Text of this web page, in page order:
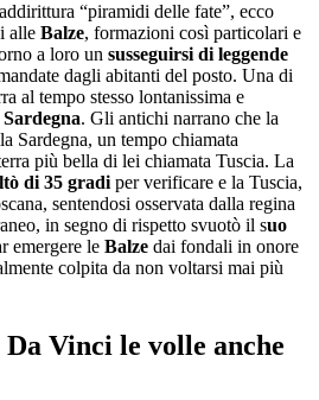
“piramidi delle fate”, ecco
alle Balze, formazioni così particolari e
a loro un susseguirsi di leggende
dagli abitanti del posto. Una di
al tempo stesso lontanissima e
Sardegna. Gli antichi narrano che la
Sardegna, un tempo chiamata
più bella di lei chiamata Tuscia. La
di 35 gradi per verificare e la Tuscia,
sentendosi osservata dalla regina
in segno di rispetto svuotò il suo
emergere le Balze dai fondali in onore
colpita da non voltarsi mai più
Vinci le volle anche